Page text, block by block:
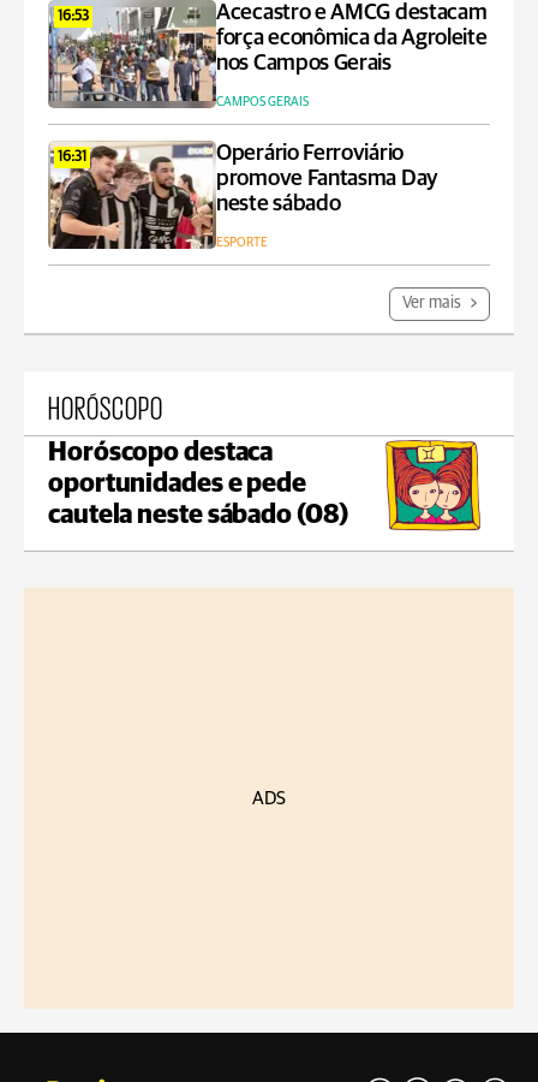
16:53
Acecastro e AMCG destacam
força econômica da Agroleite
nos Campos Gerais
CAMPOS GERAIS
16:31
Operário Ferroviário
promove Fantasma Day
neste sábado
ESPORTE
Ver mais
HORÓSCOPO
Horóscopo destaca
oportunidades e pede
cautela neste sábado (08)
ADS